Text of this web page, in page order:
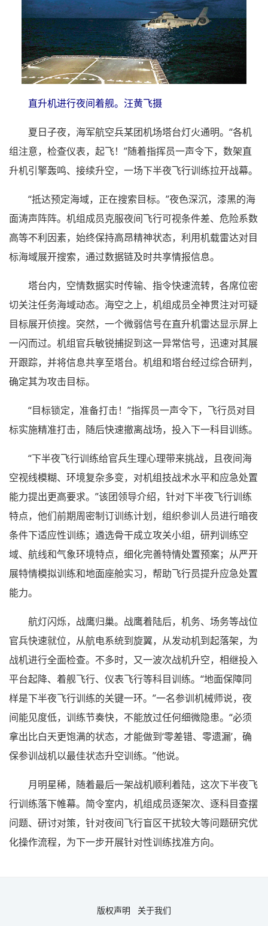
直升机进行夜间着舰。汪黄飞摄
夏日子夜，海军航空兵某团机场塔台灯火通明。“各机
组注意，检查仪表，起飞！”随着指挥员一声令下，数架直
升机引擎轰鸣、接续升空，一场下半夜飞行训练拉开战幕。
“抵达预定海域，正在搜索目标。”夜色深沉，漆黑的海
面涛声阵阵。机组成员克服夜间飞行可视条件差、危险系数
高等不利因素，始终保持高昂精神状态，利用机载雷达对目
标海域展开搜索，通过数据链及时共享情报信息。
塔台内，空情数据实时传输、指令快速流转，各席位密
切关注任务海域动态。海空之上，机组成员全神贯注对可疑
目标展开侦搜。突然，一个微弱信号在直升机雷达显示屏上
一闪而过。机组官兵敏锐捕捉到这一异常信号，迅速对其展
开跟踪，并将信息共享至塔台。机组和塔台经过综合研判，
确定其为攻击目标。
“目标锁定，准备打击！”指挥员一声令下，飞行员对目
标实施精准打击，随后快速撤离战场，投入下一科目训练。
“下半夜飞行训练给官兵生理心理带来挑战，且夜间海
空视线模糊、环境复杂多变，对机组技战术水平和应急处置
能力提出更高要求。”该团领导介绍，针对下半夜飞行训练
特点，他们前期周密制订训练计划，组织参训人员进行暗夜
条件下适应性训练；遴选骨干成立攻关小组，研判训练空
域、航线和气象环境特点，细化完善特情处置预案；从严开
展特情模拟训练和地面座舱实习，帮助飞行员提升应急处置
能力。
航灯闪烁，战鹰归巢。战鹰着陆后，机务、场务等战位
官兵快速就位，从航电系统到旋翼，从发动机到起落架，为
战机进行全面检查。不多时，又一波次战机升空，相继投入
平台起降、着舰飞行、仪表飞行等科目训练。“地面保障同
样是下半夜飞行训练的关键一环。”一名参训机械师说，夜
间能见度低，训练节奏快，不能放过任何细微隐患。“必须
拿出比白天更饱满的状态，才能做到‘零差错、零遗漏’，确
保参训战机以最佳状态升空训练。”他说。
月明星稀，随着最后一架战机顺利着陆，这次下半夜飞
行训练落下帷幕。简令室内，机组成员逐架次、逐科目查摆
问题、研讨对策，针对夜间飞行盲区干扰较大等问题研究优
化操作流程，为下一步开展针对性训练找准方向。
版权声明 关于我们